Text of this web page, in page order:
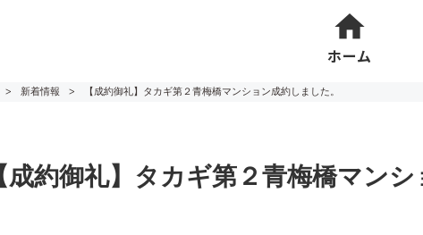
ホーム
> 新着情報 > 【成約御礼】タカギ第２青梅橋マンション成約しました。
【成約御礼】タカギ第２青梅橋マン